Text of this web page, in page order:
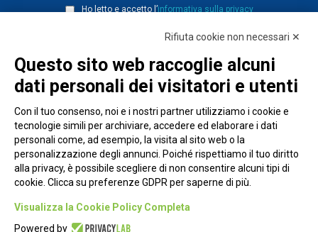
Ho letto e accetto l’informativa sulla privacy
Piazza Alessandria, 24 - 00198 Roma
Privacy Policy
Rifiuta cookie non necessari ✕
Questo sito web raccoglie alcuni
dati personali dei visitatori e utenti
Con il tuo consenso, noi e i nostri partner utilizziamo i cookie e
tecnologie simili per archiviare, accedere ed elaborare i dati
personali come, ad esempio, la visita al sito web o la
personalizzazione degli annunci. Poiché rispettiamo il tuo diritto
alla privacy, è possibile scegliere di non consentire alcuni tipi di
cookie. Clicca su preferenze GDPR per saperne di più.
Visualizza la Cookie Policy Completa
Powered by